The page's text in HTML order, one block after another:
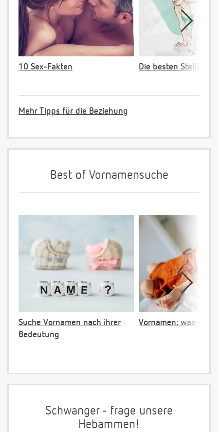
10 Sex-Fakten Die besten
Mehr Tipps für die Beziehung
Best of Vornamensuche
Suche Vornamen nach ihrer
Bedeutung
Vornamen: was ist
Schwanger - frage unsere
Hebammen!